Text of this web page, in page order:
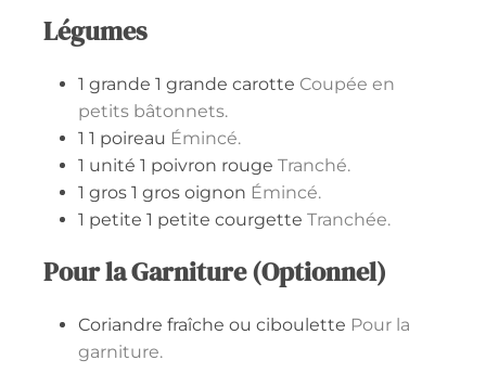
Légumes
1 grande 1 grande carotte Coupée en
petits bâtonnets.
1 1 poireau Émincé.
1 unité 1 poivron rouge Tranché.
1 gros 1 gros oignon Émincé.
1 petite 1 petite courgette Tranchée.
Pour la Garniture (Optionnel)
Coriandre fraîche ou ciboulette Pour la
garniture.